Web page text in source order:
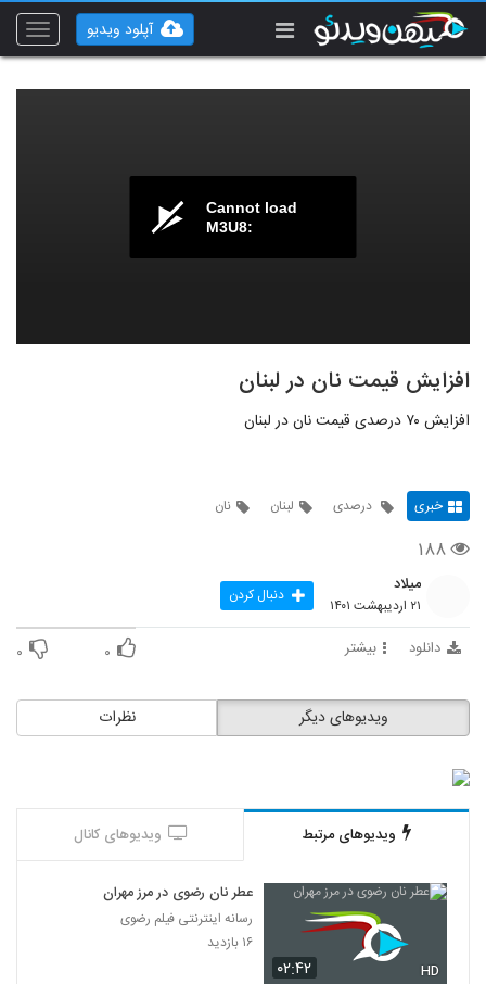
Toggle
آپلود ویدیو
Cannot load
M3U8:
افزایش قیمت نان در لبنان
افزایش ۷۰ درصدی قیمت نان در لبنان
خبری درصدی لبنان نان
۱۸۸
میلاد
۲۱ اردیبهشت ۱۴۰۱ دنبال کردن
دانلود بیشتر ۰ ۰
نظرات ویدیوهای دیگر
ویدیوهای مرتبط ویدیوهای کانال
۰۲:۴۲ HD
عطر نان رضوی در مرز مهران
رسانه اینترنتی فیلم رضوی
۱۶ بازدید